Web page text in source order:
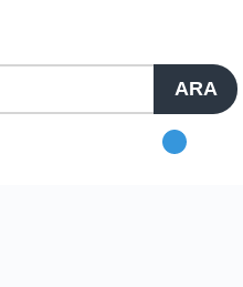
ARA